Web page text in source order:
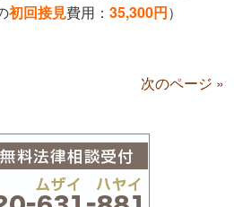
初回接見費用：35,300円）
次のページ »